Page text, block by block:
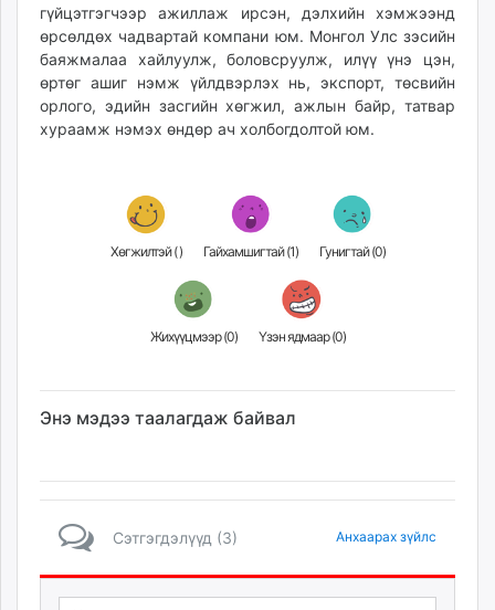
гүйцэтгэгчээр ажиллаж ирсэн, дэлхийн хэмжээнд
өрсөлдөх чадвартай компани юм. Монгол Улс зэсийн
баяжмалаа хайлуулж, боловсруулж, илүү үнэ цэн,
өртөг ашиг нэмж үйлдвэрлэх нь, экспорт, төсвийн
орлого, эдийн засгийн хөгжил, ажлын байр, татвар
хураамж нэмэх өндөр ач холбогдолтой юм.
Хөгжилтэй () Гайхамшигтай (1) Гунигтай (0)
Жихүүцмээр (0) Үзэн ядмаар (0)
Энэ мэдээ таалагдаж байвал
Сэтгэгдэлүүд (3) Анхаарах зүйлс